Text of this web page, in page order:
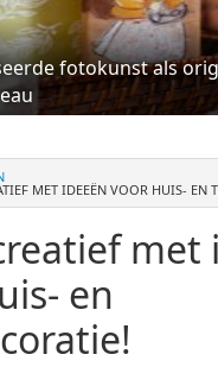
fotokunst als
MET IDEEËN VOOR HUIS- EN
met
en